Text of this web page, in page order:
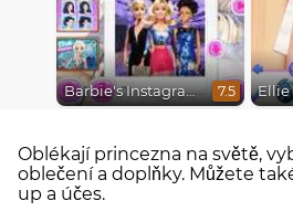
Barbie's Instagram Life 7.5
Oblékají princezna na světě,
oblečení a doplňky. Můžete
up a účes.